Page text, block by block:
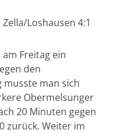
Loshausen 4:1
Freitag ein
den
musste man sich
Obermelsunger
20 Minuten gegen
zurück. Weiter im